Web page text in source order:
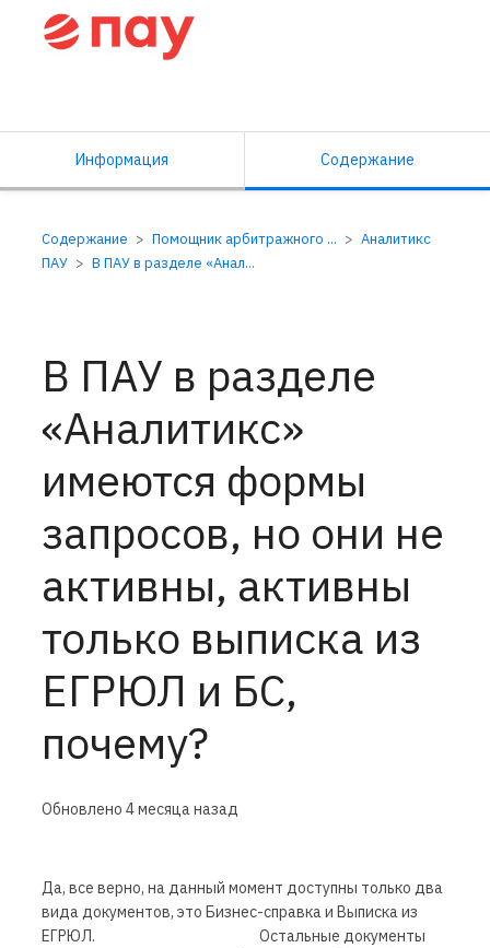
Информация Содержание
Содержание Помощник арбитражного ...
Аналитикс
ПАУ
В ПАУ в разделе «Анал...
В ПАУ в разделе
«Аналитикс»
имеются формы
запросов, но они не
активны, активны
только выписка из
ЕГРЮЛ и БС,
почему?
Обновлено 4 месяца назад
Да, все верно, на данный момент доступны только два
вида документов, это Бизнес-справка и Выписка из
ЕГРЮЛ. Остальные документы